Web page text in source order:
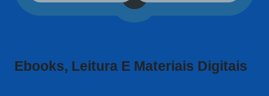
Ebooks, Leitura E Materiais Digitais